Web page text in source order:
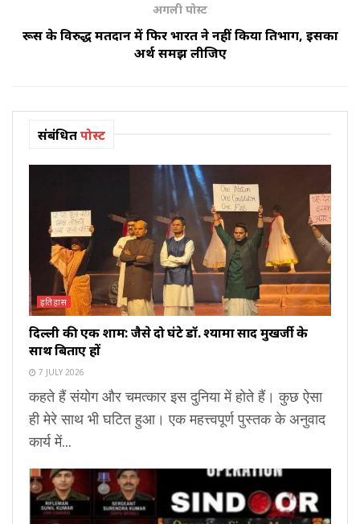
अगली पोस्ट
रूस के विरुद्ध मतदान में फिर भारत ने नहीं किया प्रतिभाग, इसका
अर्थ समझ लीजिए
संबंधितपोस्ट
इतिहास
दिल्ली की एक शाम: जैसे दो घंटे डॉ. श्यामा प्रसाद मुखर्जी के
साथ बिताए हों
7 JULY 2026
कहते हैं संयोग और चमत्कार इस दुनिया में होते हैं। कुछ ऐसा
ही मेरे साथ भी घटित हुआ। एक महत्त्वपूर्ण पुस्तक के अनुवाद
कार्य में...